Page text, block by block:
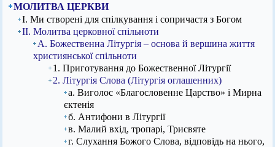
МОЛИТВА ЦЕРКВИ
І. Ми створені для спілкування і сопричастя з Богом
ІІ. Молитва церковної спільноти
А. Божественна Літургія – основа й вершина життя
християнської спільноти
1. Приготування до Божественної Літургії
2. Літургія Слова (Літургія оглашенних)
а. Виголос «Благословенне Царство» і Мирна
єктенія
б. Антифони в Літургії
в. Малий вхід, тропарі, Трисвяте
г. Слухання Божого Слова, відповідь на нього,